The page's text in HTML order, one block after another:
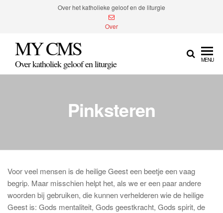
inhoud
Over het katholieke geloof en de liturgie
Over
MY CMS
Over katholiek geloof en liturgie MENU
Pinksteren
Voor veel mensen is de heilige Geest een beetje een vaag
begrip. Maar misschien helpt het, als we er een paar andere
woorden bij gebruiken, die kunnen verhelderen wie de heilige
Geest is: Gods mentaliteit, Gods geestkracht, Gods spirit, de